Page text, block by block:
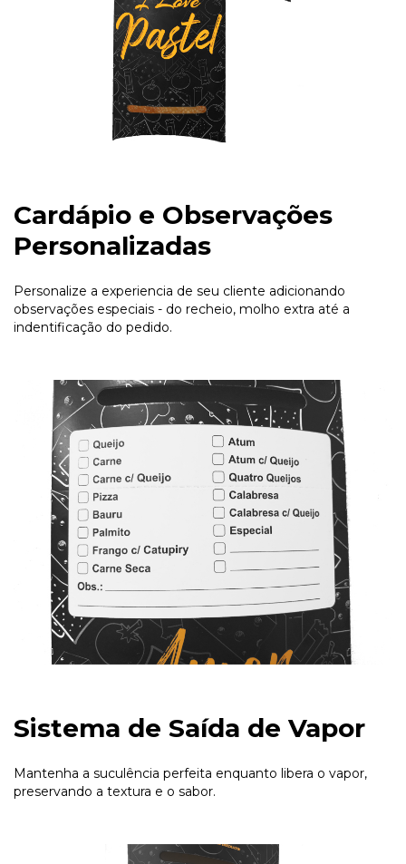
Cardápio e Observações
Personalizadas
Personalize a experiencia de seu cliente adicionando
observações especiais - do recheio, molho extra até a
indentificação do pedido.
Sistema de Saída de Vapor
Mantenha a suculência perfeita enquanto libera o vapor,
preservando a textura e o sabor.